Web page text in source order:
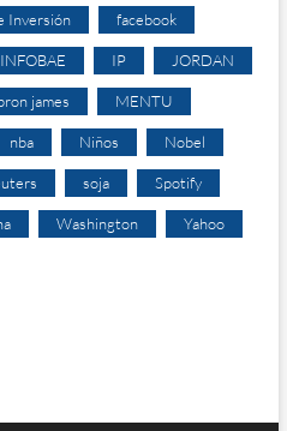
Inversión facebook
INFOBAE IP JORDAN
james MENTU
nba Niños Nobel
soja Spotify
Washington Yahoo